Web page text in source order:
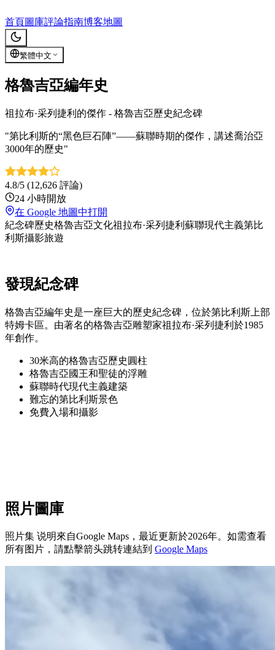
首頁圖庫評論指南博客地圖
繁體中文
格魯吉亞編年史
祖拉布·采列捷利的傑作 - 格魯吉亞歷史紀念碑
"第比利斯的“黑色巨石陣”——蘇聯時期的傑作，講述喬治亞
3000年的歷史"
4.8/5 (12,626 評論)
24 小時開放
在 Google 地圖中打開
紀念碑歷史格魯吉亞文化祖拉布·采列捷利 蘇聯現代主義第比
利斯攝影旅遊
發現紀念碑
格魯吉亞編年史是一座巨大的歷史紀念碑，位於第比利斯上部
特姆卡區。由著名的格魯吉亞雕塑家祖拉布·采列捷利於1985
年創作。
30米高的格魯吉亞歷史圓柱
格魯吉亞國王和聖徒的浮雕
蘇聯時代現代主義建築
難忘的第比利斯景色
免費入場和攝影
照片圖庫
照片集 说明來自Google Maps，最近更新於2026年。如需查看
所有图片，請點擊箭头跳转連結到 Google Maps